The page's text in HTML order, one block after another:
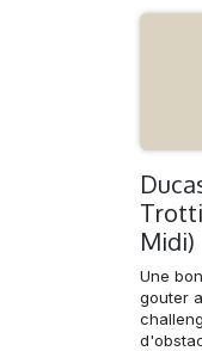
Midi)
Une
gouter